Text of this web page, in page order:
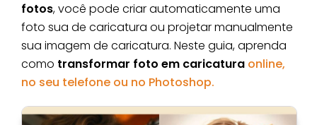
fotos, você pode criar automaticamente uma
foto sua de caricatura ou projetar manualmente
sua imagem de caricatura. Neste guia, aprenda
como transformar foto em caricatura online,
no seu telefone ou no Photoshop.